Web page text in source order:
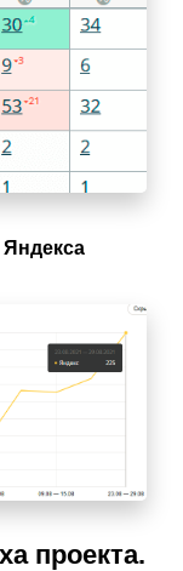
Яндекса
проекта.